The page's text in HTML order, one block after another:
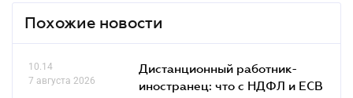
Похожие новости
10.14
7 августа 2026
Дистанционный работник-
иностранец: что с НДФЛ и ЕСВ